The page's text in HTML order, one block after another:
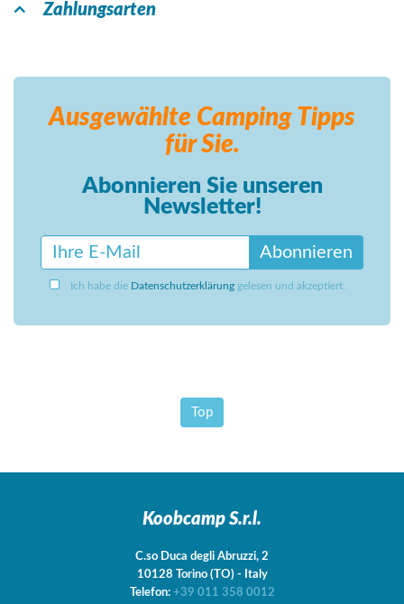
Zahlungsarten
Ausgewählte Camping Tipps
für Sie.
Abonnieren Sie unseren
Newsletter!
Abonnieren
Ich habe die Datenschutzerklärung gelesen und akzeptiert.
Top
Koobcamp S.r.l.
C.so Duca degli Abruzzi, 2
10128
Torino (TO) - Italy
Telefon: +39 011 358 0012